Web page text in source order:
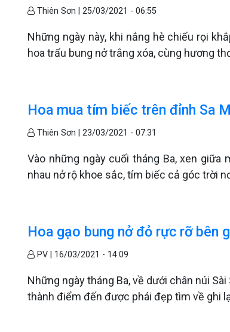
Thiên Sơn |25/03/2021 - 06:55
Những ngày này, khi nắng hè chiếu rọi
hoa trẩu bung nở trắng xóa, cùng hương
Hoa mua tím biếc trên đỉnh Sa
Thiên Sơn |23/03/2021 - 07:31
Vào những ngày cuối tháng Ba, xen giữa
nhau nở rộ khoe sắc, tím biếc cả góc trời
Hoa gạo bung nở đỏ rực rỡ bên
PV | 16/03/2021 - 14:09
Những ngày tháng Ba, về dưới chân núi
thành điểm đến được phái đẹp tìm về ghi